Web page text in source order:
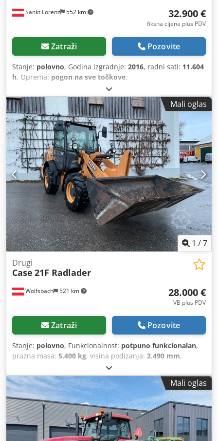
Sankt Lorenz 552 km 32.900 €
fiksna cijena plus PDV
Zatraži Pozovite
Stanje: polovno, Godina izgradnje: 2016, radni sati: 11.604
h, Oprema: pogon na sve točkove,
Mali oglas
1 /7
Wolfsbach 521 km
Drugi
Case 21F Radlader
28.000 €
VB plus PDV
Zatraži Pozovite
Stanje: polovno, Funkcionalnost: potpuno funkcionalan,
prazna masa: 5.400 kg, visina podizanja: 2.490 mm,
, radni sati:
5.550 mm, građevinska visina:2.500 mm, vrsta pogona:
Diesel Motor, širina gradnje: Mali oglas